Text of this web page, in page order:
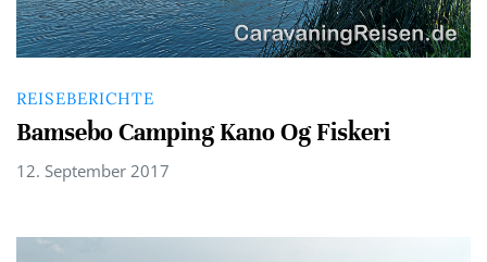
REISEBERICHTE
Bamsebo Camping Kano Og Fiskeri
12. September 2017